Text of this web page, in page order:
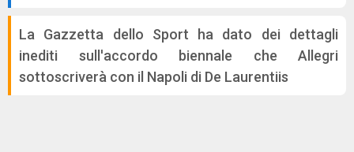
La Gazzetta dello Sport ha dato dei dettagli
inediti sull'accordo biennale che Allegri
sottoscriverà con il Napoli di De Laurentiis